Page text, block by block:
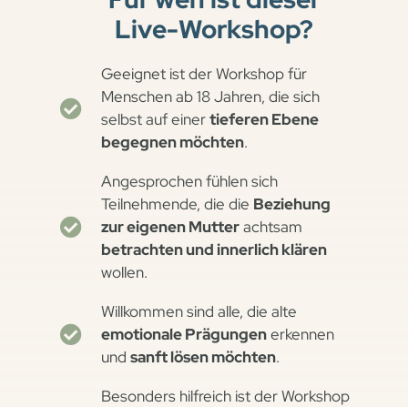
Live-Workshop?
Geeignet ist der Workshop für
Menschen ab 18 Jahren, die sich
selbst auf einertieferen Ebene
begegnen möchten.
Angesprochen fühlen sich
Teilnehmende, die die Beziehung
zur eigenen Mutterachtsam
betrachten und innerlich klären
wollen.
Willkommen sind alle, die alte
emotionale Prägungenerkennen
undsanft lösen möchten.
Besonders hilfreich ist der Workshop